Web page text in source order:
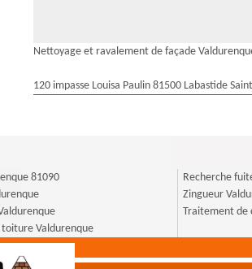
Nettoyage et ravalement de façade
120 impasse Louisa Paulin 81500 Labastide
81090
Valdurenque
Recherche
Zingueur
Traitement de